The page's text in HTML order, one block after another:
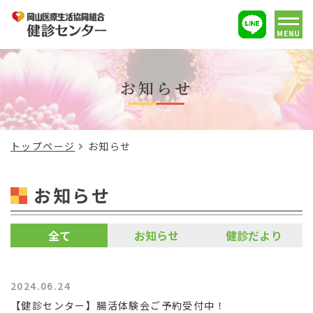
MENU
お知らせ
トップページ お知らせ
お知らせ
全て お知らせ 健診だより
2024.06.24
【健診センター】腸活体験会ご予約受付中！